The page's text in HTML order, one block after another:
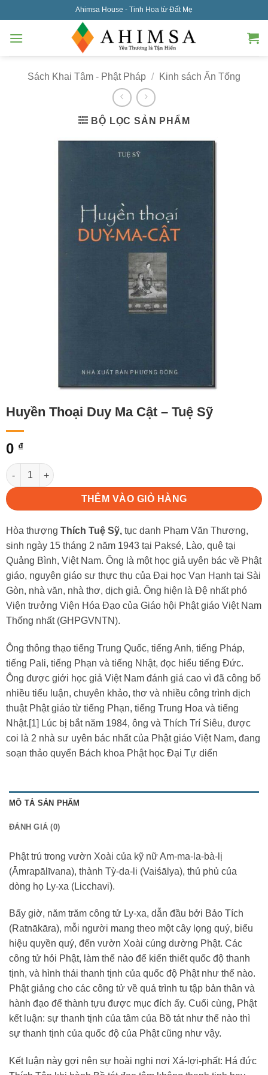
to
content
Ahimsa House - Tinh Hoa từ Đất Mẹ
Sách Khai Tâm - Phật Pháp / Kinh sách Ấn Tống
BỘ LỌC SẢN PHẨM
Huyền Thoại Duy Ma Cật – Tuệ Sỹ
0 ₫
Huyền Thoại Duy Ma Cật - Tuệ Sỹ số lượng
THÊM VÀO GIỎ HÀNG
Hòa thượng Thích Tuệ Sỹ, tục danh Phạm Văn Thương,
sinh ngày 15 tháng 2 năm 1943 tại Paksé, Lào, quê tại
Quảng Bình, Việt Nam. Ông là một học giả uyên bác về Phật
giáo, nguyên giáo sư thực thụ của Đại học Vạn Hạnh tại Sài
Gòn, nhà văn, nhà thơ, dịch giả. Ông hiện là Đệ nhất phó
Viện trưởng Viện Hóa Đạo của Giáo hội Phật giáo Việt Nam
Thống nhất (GHPGVNTN).
Ông thông thạo tiếng Trung Quốc, tiếng Anh, tiếng Pháp,
tiếng Pali, tiếng Phạn và tiếng Nhật, đọc hiểu tiếng Đức.
Ông được giới học giả Việt Nam đánh giá cao vì đã công bố
nhiều tiểu luận, chuyên khảo, thơ và nhiều công trình dịch
thuật Phật giáo từ tiếng Phạn, tiếng Trung Hoa và tiếng
Nhật.[1] Lúc bị bắt năm 1984, ông và Thích Trí Siêu, được
coi là 2 nhà sư uyên bác nhất của Phật giáo Việt Nam, đang
soạn thảo quyển Bách khoa Phật học Ðại Tự diển
MÔ TẢ SẢN PHẨM
ĐÁNH GIÁ (0)
Phật trú trong vườn Xoài của kỹ nữ Am-ma-la-bà-lị
(Āmrapālīvana), thành Tỳ-da-li (Vaiśālya), thủ phủ của
dòng họ Ly-xa (Licchavi).
Bấy giờ, năm trăm công tử Ly-xa, dẫn đầu bởi Bảo Tích
(Ratnākāra), mỗi người mang theo một cây lọng quý, biểu
hiệu quyền quý, đến vườn Xoài cúng dường Phật. Các
công tử hỏi Phật, làm thế nào để kiến thiết quốc độ thanh
tịnh, và hình thái thanh tịnh của quốc độ Phật như thế nào.
Phật giảng cho các công tử về quá trình tu tập bản thân và
hành đạo để thành tựu được mục đích ấy. Cuối cùng, Phật
kết luận: sự thanh tịnh của tâm của Bồ tát như thế nào thì
sự thanh tịnh của quốc độ của Phật cũng như vậy.
Kết luận này gợi nên sự hoài nghi nơi Xá-lợi-phất: Há đức